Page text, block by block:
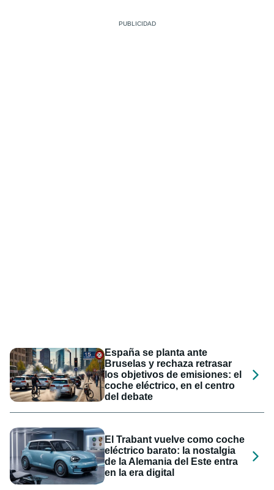
España se planta ante
Bruselas y rechaza retrasar
los objetivos de emisiones: el
coche eléctrico, en el centro
del debate
El Trabant vuelve como coche
eléctrico barato: la nostalgia
de la Alemania del Este entra
en la era digital